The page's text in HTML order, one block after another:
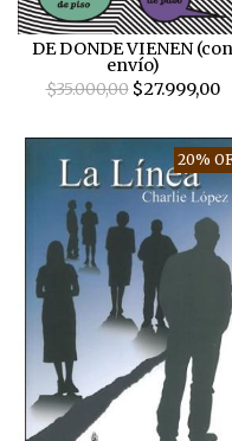
DE DONDE VIENEN (con
envío)
$35.000,00$27.999,00
20%